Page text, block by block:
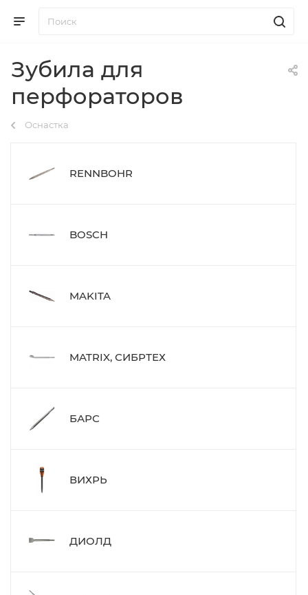
Зубила для
перфораторов
Оснастка
RENNBOHR
BOSCH
MAKITA
MATRIX, СИБРТЕХ
БАРС
ВИХРЬ
ДИОЛД